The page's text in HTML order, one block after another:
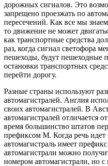
дорожных сигналов. Это
запрещено проезжать по
пересечений. Как все мы
то движение не может
как транспортные средства
раз, когда сигнал светофора
пешеходы, будут пешеходные
остановки транспортных
перейти дорогу.
Разные страны используют
автомагистралей. Англия
своих автомагистралей. В
автомагистралей отличается
время большинство штатов
префиксом M. Когда речь
автомагистраль имеет
автомагистрали можно
номером автомагистрали, но